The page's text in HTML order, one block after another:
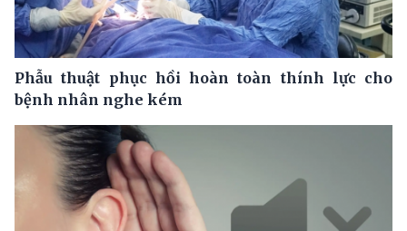
Phẫu thuật phục hồi hoàn toàn thính lực cho
bệnh nhân nghe kém